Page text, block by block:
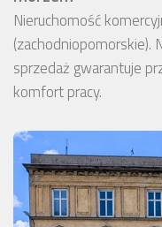
Nieruchomość
(zachodniopomorskie).
sprzedaż gwarantuje
komfort pracy.